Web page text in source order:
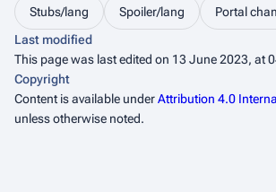
Stubs/lang Spoiler/lang
Portal
Last modified
This page was last edited on 13 June 2023, at
Copyright
Content is available underAttribution 4.0
unless otherwise noted.